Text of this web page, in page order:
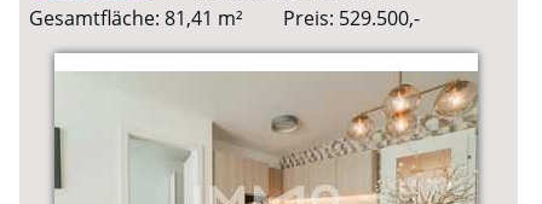
Gesamtfläche: 81,41 m²
Preis: 529.500,-